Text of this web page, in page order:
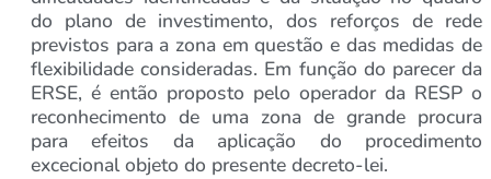
do plano de investimento, dos reforços de rede
previstos para a zona em questão e das medidas de
flexibilidade consideradas. Em função do parecer da
ERSE, é então proposto pelo operador da RESP o
reconhecimento de uma zona de grande procura
para efeitos da aplicação do procedimento
excecional objeto do presente decreto-lei.